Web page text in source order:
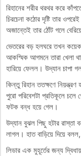
রিহানের শরীর থরথর করে
চিরচেনা কঠোর দৃষ্টি তার
অজান্তেই তার ঠোঁট গলে
ভেতরের বড় হলঘরে তখন
আকস্মিক আগমনে তারা খেলা
হারিয়ে ফেলল। উদ্যান চাপা
কিন্তু রিহান ততক্ষণে
পুরো পরিবেশটা প্রতিকূলে চলে
ফটক বন্ধ হয়ে গেল।
উদ্যান বুঝল পিছু হটার রাস্তা
লাগল। হাত বাড়িয়ে দিয়ে
লিডার এক মুহূর্তের জন্য